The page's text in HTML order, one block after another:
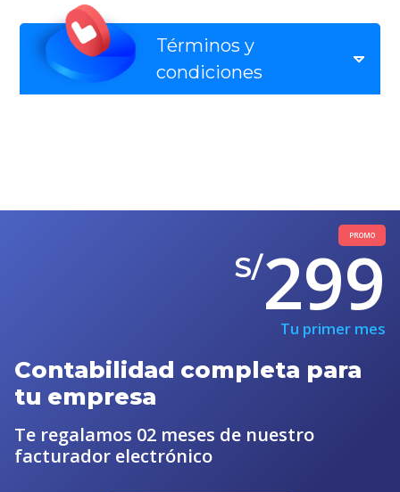
Términos y
condiciones
PROMO
S/299
Tu primer mes
Contabilidad completa para
tu empresa
Te regalamos 02 meses de nuestro
facturador electrónico